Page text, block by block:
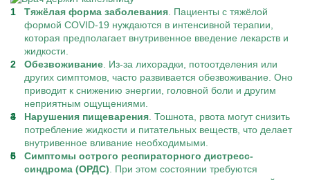
Тяжёлая форма заболевания . Пациенты с тяжёлой
формой COVID-19 нуждаются в интенсивной терапии,
которая предполагает внутривенное введение лекарств и
жидкости.
Обезвоживание . Из-за лихорадки, потоотделения или
других симптомов, часто развивается обезвоживание. Оно
приводит к снижению энергии, головной боли и другим
неприятным ощущениями.
Нарушения пищеварения . Тошнота, рвота могут снизить
потребление жидкости и питательных веществ, что делает
внутривенное вливание необходимыми.
Симптомы острого респираторного дистресс-
синдрома (ОРДС) . При этом состоянии требуются